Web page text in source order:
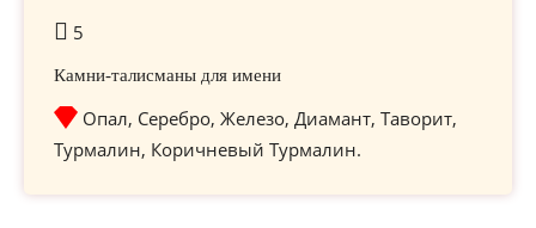
5
Камни-талисманы для имени
Опал, Серебро, Железо, Диамант, Таворит,
Турмалин, Коричневый Турмалин.